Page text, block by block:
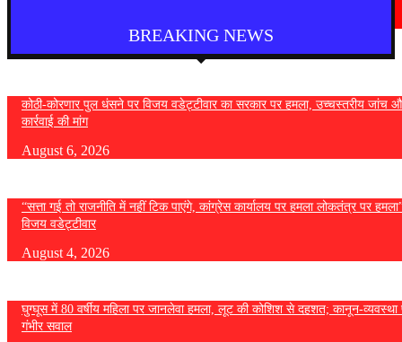
BREAKING NEWS
कोठी-कोरणार पुल धंसने पर विजय वडेट्टीवार का सरकार पर हमला, उच्चस्तरीय जांच
कार्रवाई की मांग
August 6, 2026
“सत्ता गई तो राजनीति में नहीं टिक पाएंगे, कांग्रेस कार्यालय पर हमला लोकतंत्र पर
विजय वडेट्टीवार
August 4, 2026
घुग्घूस में 80 वर्षीय महिला पर जानलेवा हमला, लूट की कोशिश से दहशत; कानून-व्यवस्था
गंभीर सवाल